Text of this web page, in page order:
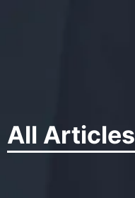
All Articles